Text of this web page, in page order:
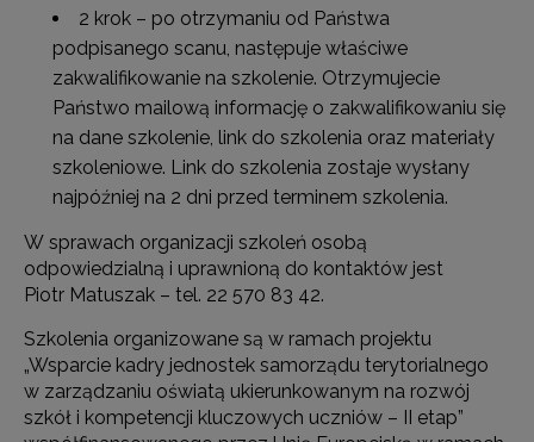
2 krok – po otrzymaniu od Państwa
podpisanego scanu, następuje właściwe
zakwalifikowanie na szkolenie. Otrzymujecie
Państwo mailową informację o zakwalifikowaniu się
na dane szkolenie, link do szkolenia oraz materiały
szkoleniowe. Link do szkolenia zostaje wysłany
najpóźniej na 2 dni przed terminem szkolenia.
W sprawach organizacji szkoleń osobą
odpowiedzialną i uprawnioną do kontaktów jest
Piotr Matuszak – tel. 22 570 83 42.
Szkolenia organizowane są w ramach projektu
„Wsparcie kadry jednostek samorządu terytorialnego
w zarządzaniu oświatą ukierunkowanym na rozwój
szkół i kompetencji kluczowych uczniów – II etap”